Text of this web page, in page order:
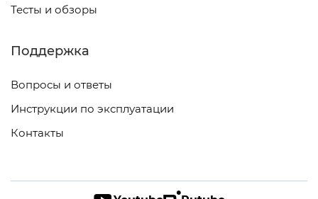
Тесты и обзоры
Поддержка
Вопросы и ответы
Инструкции по эксплуатации
Контакты